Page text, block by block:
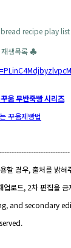
recipe play list
재생목록 ♣
움 무반죽빵 시리즈
꾸움제빵법
할 경우, 출처를 밝혀
로드, 2차 편집을 금
and secondary